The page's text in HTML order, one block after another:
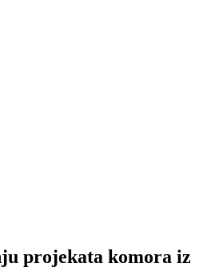
projekata komora iz